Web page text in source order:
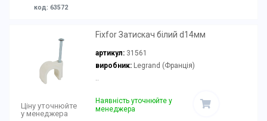
код: 63572
Ціну уточнюйте
у менеджера
Fixfor Затискач білий d14мм
артикул: 31561
виробник:Legrand (Франція)
..
Наявність уточнюйте у
менеджера